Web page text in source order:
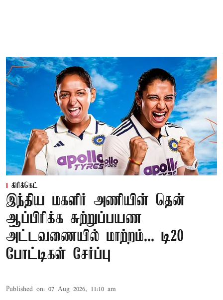
கிரிக்கெட்
இந்திய மகளிர் அணியின் தென்
ஆப்பிரிக்க சுற்றுப்பயண
அட்டவணையில் மாற்றம்... டி20
போட்டிகள் சேர்ப்பு
Published on: 07 Aug 2026, 11:10 am